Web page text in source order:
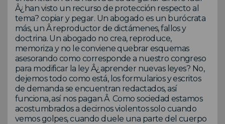
Â¿han visto un recurso de protección respecto al
tema? copiar y pegar. Un abogado es un burócrata
más, un Â reproductor de dictámenes, fallos y
doctrina. Un abogado no crea, reproduce,
memoriza y no le conviene quebrar esquemas
asesorando como corresponde a nuestro congreso
para modificar la ley Â¿aprender nuevas leyes? No,
dejemos todo como está, los formularios y escritos
de demanda se encuentran redactados, así
funciona, así nos pagan.Â Como sociedad estamos
acostumbrados a decirnos violentos solo cuando
vemos golpes, cuando duele una parte del cuerpo